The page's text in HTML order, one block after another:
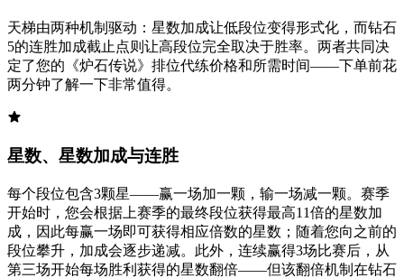
天梯由两种机制驱动：星数加成让低段位变得形式化，而钻石
5的连胜加成截止点则让高段位完全取决于胜率。两者共同决
定了您的《炉石传说》排位代练价格和所需时间——下单前花
两分钟了解一下非常值得。
星数、星数加成与连胜
每个段位包含3颗星——赢一场加一颗，输一场减一颗。赛季
开始时，您会根据上赛季的最终段位获得最高11倍的星数加
成，因此每赢一场即可获得相应倍数的星数；随着您向之前的
段位攀升，加成会逐步递减。此外，连续赢得3场比赛后，从
第三场开始每场胜利获得的星数翻倍——但该翻倍机制在钻石